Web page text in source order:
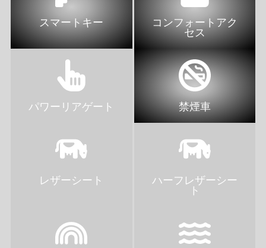
スマートキー
コンフォートアク
セス
パワーリアゲート 禁煙車
レザーシート
ハーフレザーシー
ト